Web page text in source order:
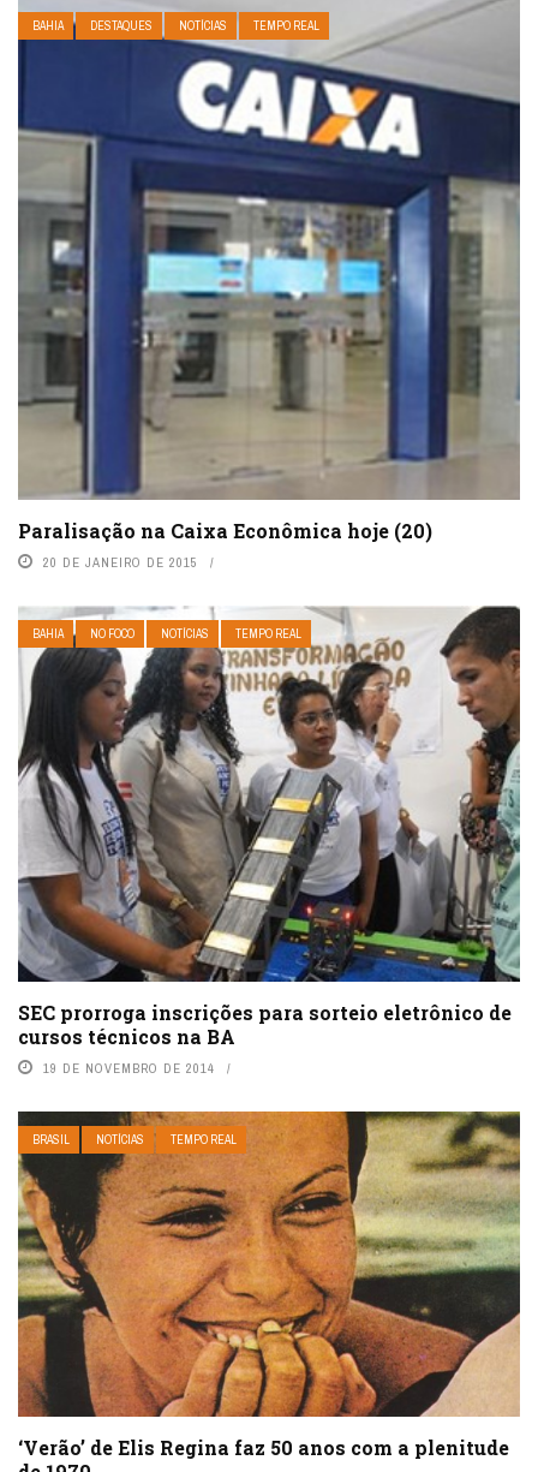
BAHIA DESTAQUES NOTÍCIAS TEMPO REAL
Paralisação na Caixa Econômica hoje (20)
20 DE JANEIRO DE 2015
BAHIA NO FOCO NOTÍCIAS TEMPO REAL
SEC prorroga inscrições para sorteio eletrônico de
cursos técnicos na BA
19 DE NOVEMBRO DE 2014
BRASIL NOTÍCIAS TEMPO REAL
‘Verão’ de Elis Regina faz 50 anos com a plenitude